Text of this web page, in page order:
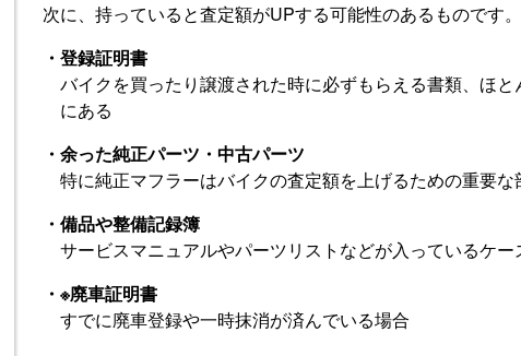
次に、持っていると査定額がUPする可能性のあるものです。
・登録証明書
バイクを買ったり譲渡された時に必ずもらえる書類、ほ
にある
・余った純正パーツ・中古パーツ
特に純正マフラーはバイクの査定額を上げるための重要な
・備品や整備記録簿
サービスマニュアルやパーツリストなどが入っているケー
・※廃車証明書
すでに廃車登録や一時抹消が済んでいる場合